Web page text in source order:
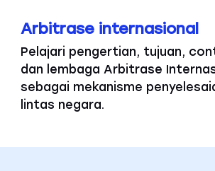
Arbitrase internasional
Pelajari pengertian, tujuan,
dan lembaga Arbitrase
sebagai mekanisme
lintas negara.